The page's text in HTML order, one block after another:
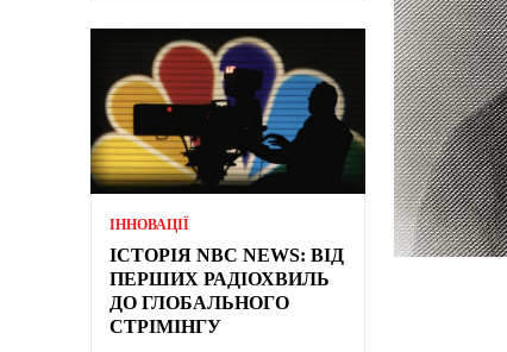
ІННОВАЦІЇ
ІСТОРІЯ NBC NEWS: ВІД
ПЕРШИХ РАДІОХВИЛЬ
ДО ГЛОБАЛЬНОГО
СТРІМІНГУ